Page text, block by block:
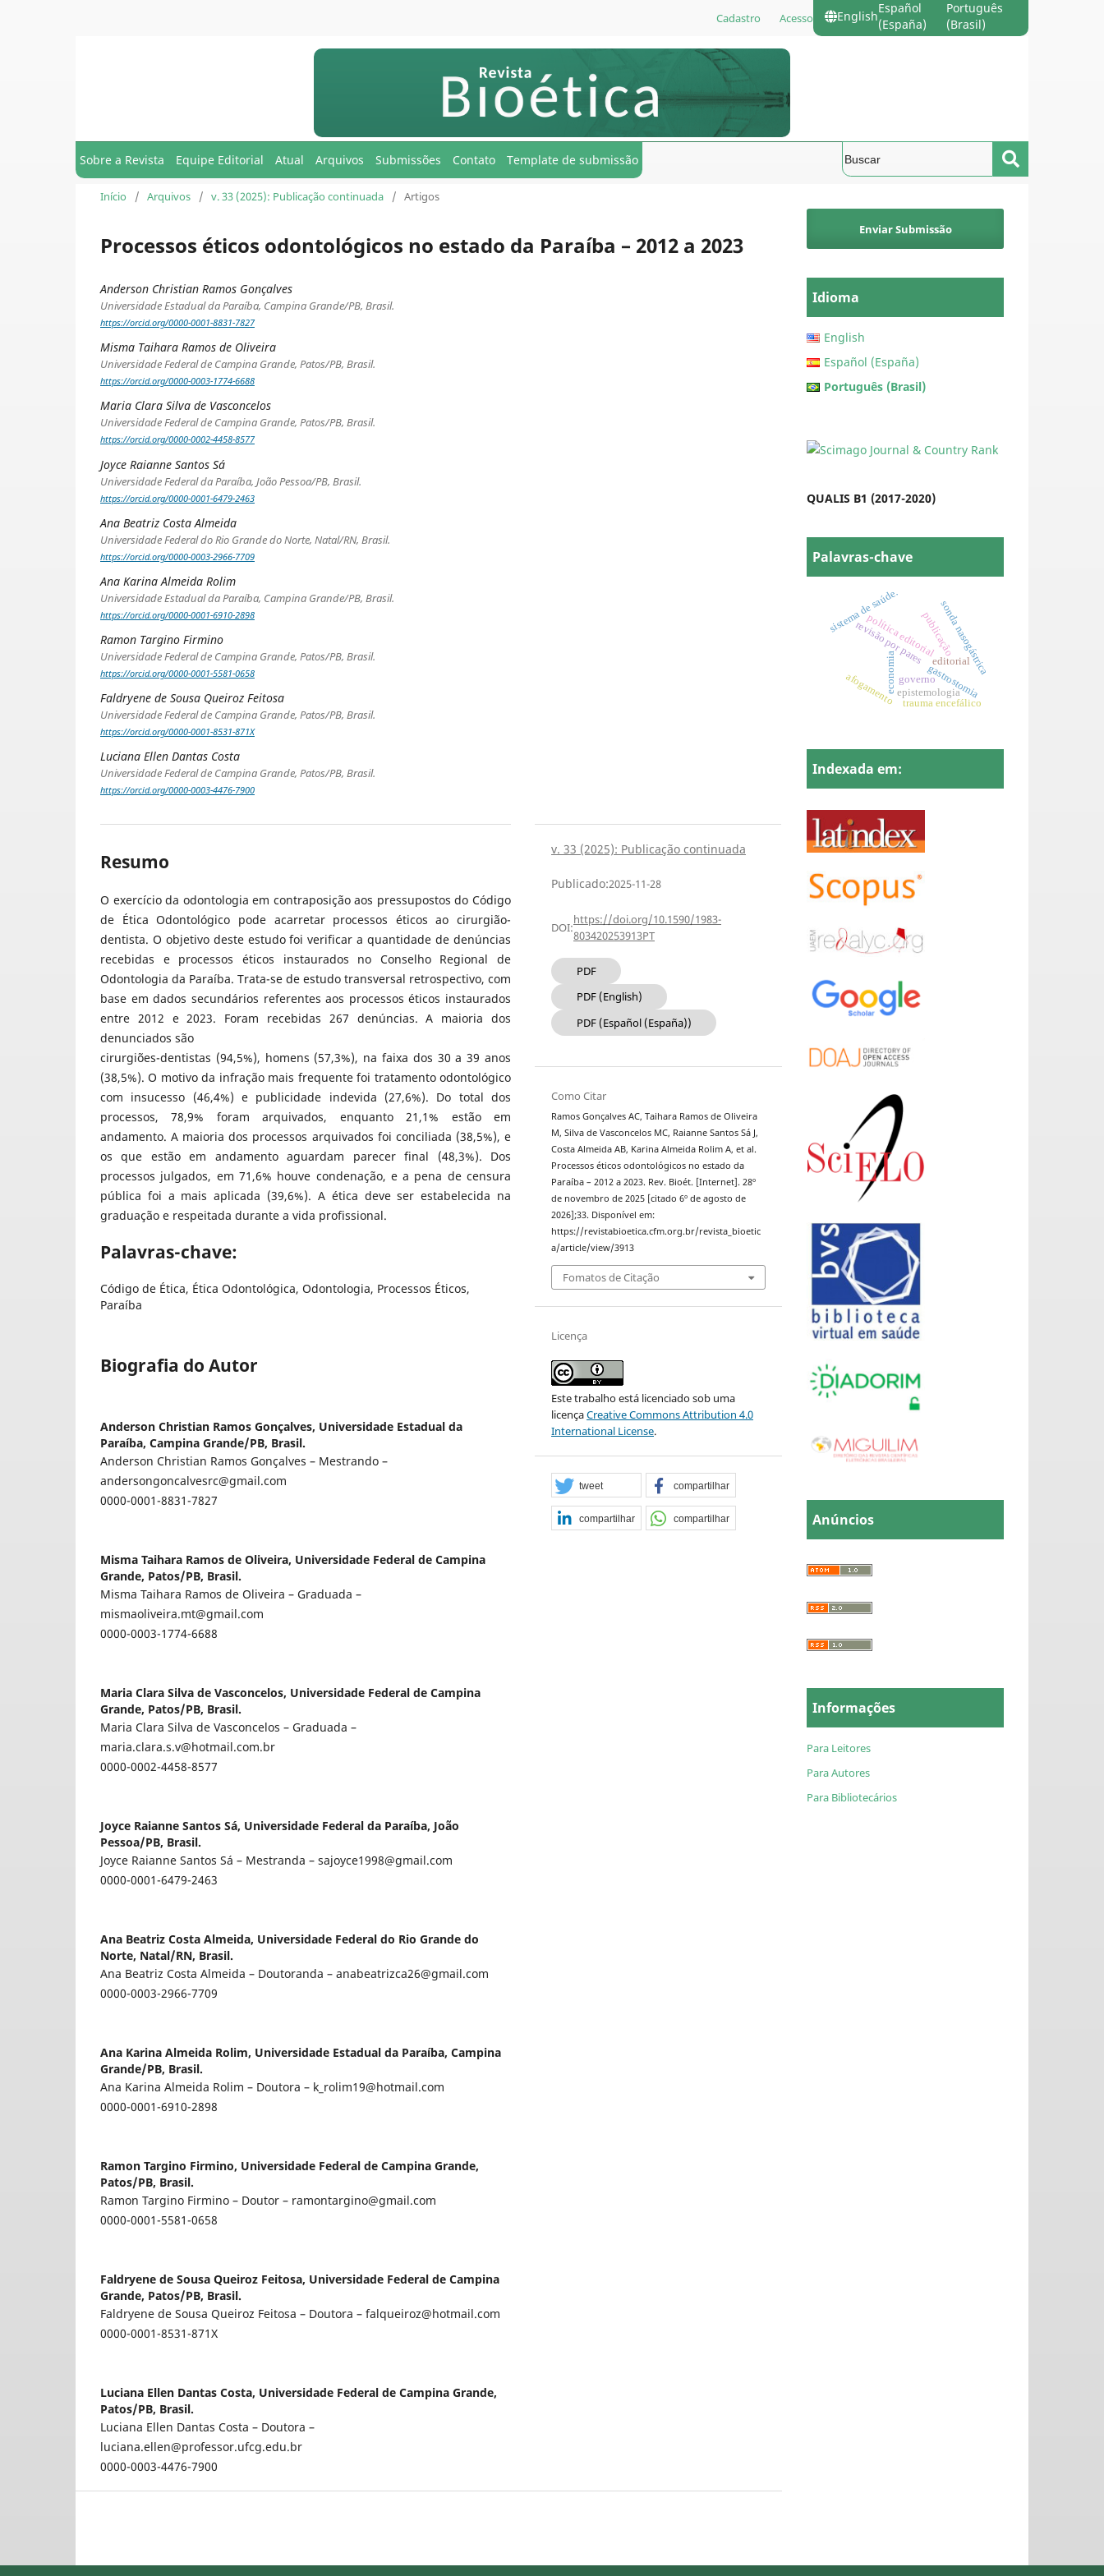
Sobre a Revista Equipe Editorial Atual Arquivos Submissões Contato Template de submissão
Cadastro Acesso English
Español
(España)
Português
(Brasil)
Início / Arquivos / v. 33 (2025): Publicação continuada / Artigos
Processos éticos odontológicos no estado da Paraíba – 2012 a 2023
Anderson Christian Ramos Gonçalves
Universidade Estadual da Paraíba, Campina Grande/PB, Brasil.
https://orcid.org/0000-0001-8831-7827
Misma Taihara Ramos de Oliveira
Universidade Federal de Campina Grande, Patos/PB, Brasil.
https://orcid.org/0000-0003-1774-6688
Maria Clara Silva de Vasconcelos
Universidade Federal de Campina Grande, Patos/PB, Brasil.
https://orcid.org/0000-0002-4458-8577
Joyce Raianne Santos Sá
Universidade Federal da Paraíba, João Pessoa/PB, Brasil.
https://orcid.org/0000-0001-6479-2463
Ana Beatriz Costa Almeida
Universidade Federal do Rio Grande do Norte, Natal/RN, Brasil.
https://orcid.org/0000-0003-2966-7709
Ana Karina Almeida Rolim
Universidade Estadual da Paraíba, Campina Grande/PB, Brasil.
https://orcid.org/0000-0001-6910-2898
Ramon Targino Firmino
Universidade Federal de Campina Grande, Patos/PB, Brasil.
https://orcid.org/0000-0001-5581-0658
Faldryene de Sousa Queiroz Feitosa
Universidade Federal de Campina Grande, Patos/PB, Brasil.
https://orcid.org/0000-0001-8531-871X
Luciana Ellen Dantas Costa
Universidade Federal de Campina Grande, Patos/PB, Brasil.
https://orcid.org/0000-0003-4476-7900
Resumo
O exercício da odontologia em contraposição aos pressupostos do Código
de Ética Odontológico pode acarretar processos éticos ao cirurgião-
dentista. O objetivo deste estudo foi verificar a quantidade de denúncias
recebidas e processos éticos instaurados no Conselho Regional de
Odontologia da Paraíba. Trata-se de estudo transversal retrospectivo, com
base em dados secundários referentes aos processos éticos instaurados
entre 2012 e 2023. Foram recebidas 267 denúncias. A maioria dos
denunciados são
cirurgiões-dentistas (94,5%), homens (57,3%), na faixa dos 30 a 39 anos
(38,5%). O motivo da infração mais frequente foi tratamento odontológico
com insucesso (46,4%) e publicidade indevida (27,6%). Do total dos
processos, 78,9% foram arquivados, enquanto 21,1% estão em
andamento. A maioria dos processos arquivados foi conciliada (38,5%), e
os que estão em andamento aguardam parecer final (48,3%). Dos
processos julgados, em 71,6% houve condenação, e a pena de censura
pública foi a mais aplicada (39,6%). A ética deve ser estabelecida na
graduação e respeitada durante a vida profissional.
Palavras-chave:
Código de Ética, Ética Odontológica, Odontologia, Processos Éticos,
Paraíba
Biografia do Autor
Anderson Christian Ramos Gonçalves, Universidade Estadual da
Paraíba, Campina Grande/PB, Brasil.
Anderson Christian Ramos Gonçalves – Mestrando –
andersongoncalvesrc@gmail.com
0000-0001-8831-7827
Misma Taihara Ramos de Oliveira, Universidade Federal de Campina
Grande, Patos/PB, Brasil.
Misma Taihara Ramos de Oliveira – Graduada –
mismaoliveira.mt@gmail.com
0000-0003-1774-6688
Maria Clara Silva de Vasconcelos, Universidade Federal de Campina
Grande, Patos/PB, Brasil.
Maria Clara Silva de Vasconcelos – Graduada –
maria.clara.s.v@hotmail.com.br
0000-0002-4458-8577
Joyce Raianne Santos Sá, Universidade Federal da Paraíba, João
Pessoa/PB, Brasil.
Joyce Raianne Santos Sá – Mestranda – sajoyce1998@gmail.com
0000-0001-6479-2463
Ana Beatriz Costa Almeida, Universidade Federal do Rio Grande do
Norte, Natal/RN, Brasil.
Ana Beatriz Costa Almeida – Doutoranda – anabeatrizca26@gmail.com
0000-0003-2966-7709
Ana Karina Almeida Rolim, Universidade Estadual da Paraíba, Campina
Grande/PB, Brasil.
Ana Karina Almeida Rolim – Doutora – k_rolim19@hotmail.com
0000-0001-6910-2898
Ramon Targino Firmino, Universidade Federal de Campina Grande,
Patos/PB, Brasil.
Ramon Targino Firmino – Doutor – ramontargino@gmail.com
0000-0001-5581-0658
Faldryene de Sousa Queiroz Feitosa, Universidade Federal de Campina
Grande, Patos/PB, Brasil.
Faldryene de Sousa Queiroz Feitosa – Doutora – falqueiroz@hotmail.com
0000-0001-8531-871X
Luciana Ellen Dantas Costa, Universidade Federal de Campina Grande,
Patos/PB, Brasil.
Luciana Ellen Dantas Costa – Doutora –
luciana.ellen@professor.ufcg.edu.br
0000-0003-4476-7900
v. 33 (2025): Publicação continuada
Publicado:2025-11-28
DOI:
https://doi.org/10.1590/1983-
803420253913PT
PDF
PDF (English)
PDF (Español (España))
Como Citar
Ramos Gonçalves AC, Taihara Ramos de Oliveira
M, Silva de Vasconcelos MC, Raianne Santos Sá J,
Costa Almeida AB, Karina Almeida Rolim A, et al.
Processos éticos odontológicos no estado da
Paraíba – 2012 a 2023. Rev. Bioét. [Internet]. 28º
de novembro de 2025 [citado 6º de agosto de
2026];33. Disponível em:
https://revistabioetica.cfm.org.br/revista_bioetic
a/article/view/3913
Fomatos de Citação
Licença
Este trabalho está licenciado sob uma
licençaCreative Commons Attribution 4.0
International License.
tweet compartilhar
compartilhar compartilhar
Enviar Submissão
Idioma
English
Español (España)
Português (Brasil)
QUALIS B1 (2017-2020)
Palavras-chave
editorial
publicação
economia governo
epistemologia
revisão por pares
política editorial
gastrostomia
sonda nasogástrica
trauma encefálico
afogamento
sistema de saúde.
Indexada em:
Anúncios
Informações
Para Leitores
Para Autores
Para Bibliotecários